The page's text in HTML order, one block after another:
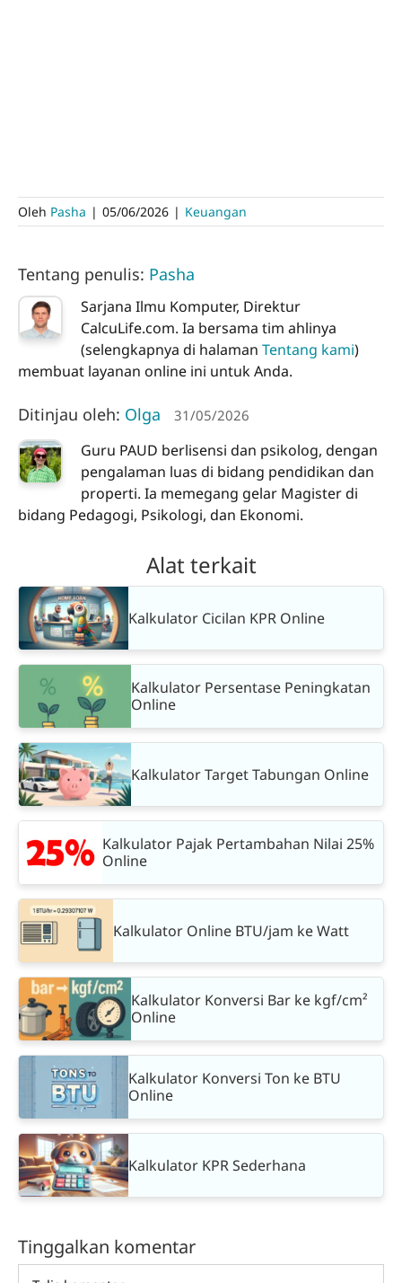
Oleh Pasha | 05/06/2026 | Keuangan
Tentang penulis: Pasha
Sarjana Ilmu Komputer, Direktur
CalcuLife.com. Ia bersama tim ahlinya
(selengkapnya di halaman Tentang kami)
membuat layanan online ini untuk Anda.
Ditinjau oleh: Olga 31/05/2026
Guru PAUD berlisensi dan psikolog, dengan
pengalaman luas di bidang pendidikan dan
properti. Ia memegang gelar Magister di
bidang Pedagogi, Psikologi, dan Ekonomi.
Alat terkait
Kalkulator Cicilan KPR Online
Kalkulator Persentase Peningkatan
Online
Kalkulator Target Tabungan Online
Kalkulator Pajak Pertambahan Nilai 25%
Online
Kalkulator Online BTU/jam ke Watt
Kalkulator Konversi Bar ke kgf/cm²
Online
Kalkulator Konversi Ton ke BTU
Online
Kalkulator KPR Sederhana
Tinggalkan komentar